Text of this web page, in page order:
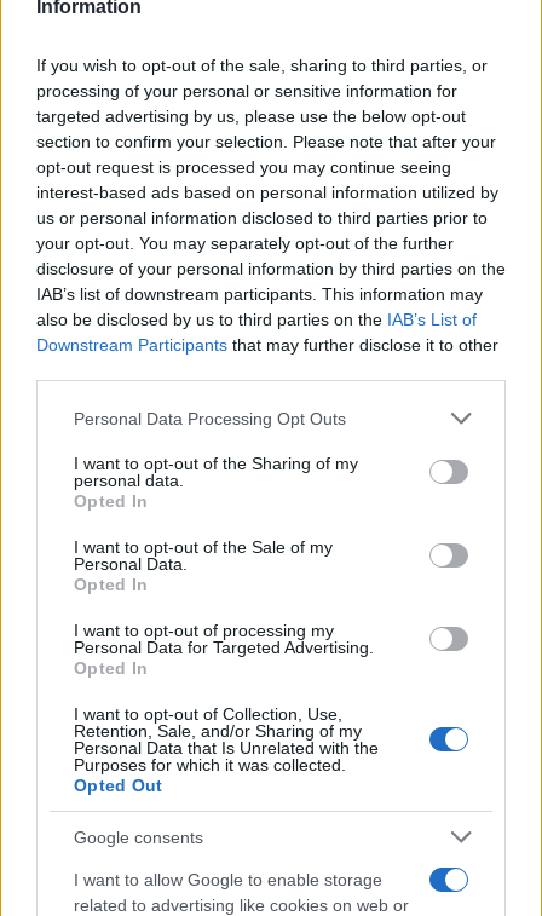
Information
If you wish to opt-out of the sale, sharing to third parties, or
processing of your personal or sensitive information for
targeted advertising by us, please use the below opt-out
section to confirm your selection. Please note that after your
opt-out request is processed you may continue seeing
interest-based ads based on personal information utilized by
us or personal information disclosed to third parties prior to
your opt-out. You may separately opt-out of the further
disclosure of your personal information by third parties on the
IAB’s list of downstream participants. This information may
also be disclosed by us to third parties on the IAB’s List of
Downstream Participants that may further disclose it to other
Please note that this website/app uses one or more Google
not limited to your visit or usage behaviour. You may click to
grant or deny consent to Google and its third-party tags to
use your data for below specified purposes in below Google
consent section.
Personal Data Processing Opt Outs
I want to opt-out of the Sharing of my
personal data.
Opted In
I want to opt-out of the Sale of my
Personal Data.
Opted In
I want to opt-out of processing my
Personal Data for Targeted Advertising.
Opted In
I want to opt-out of Collection, Use,
Retention, Sale, and/or Sharing of my
Personal Data that Is Unrelated with the
Purposes for which it was collected.
Opted Out
Google consents
I want to allow Google to enable storage
related to advertising like cookies on web or
Inviaci le tue segnalazioni,
i tuoi video e le tue foto
Su WhatsApp al numero +39
345 356 7512
Ricevi le nostre ultime news
daGoogle News
Condividi l'articolo
F
ce
b
o
o
k
T
it
te
r
Pi
n
te
st
at
A
p
p
h
a
Articolo precedente
NOTIZIE RECENTI
Jovanotti, Gabry Ponte e Alfa: Olbia ombelico del
mondo per una notte